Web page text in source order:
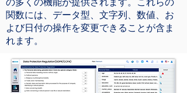
関数には、データ型、文字列、数値、お
よび日付の操作を変更できることが含ま
れます。